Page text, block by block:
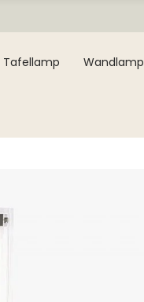
Tafellamp Wandlamp